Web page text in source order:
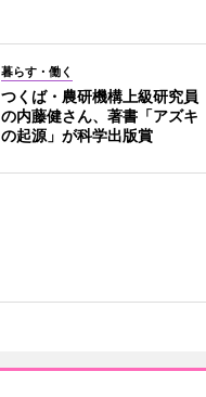
暮らす・働く
つくば・農研機構上級研究員
の内藤健さん、著書「アズキ
の起源」が科学出版賞